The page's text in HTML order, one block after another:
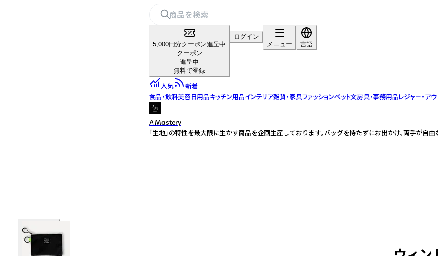
5,000円分クーポン進呈中
クーポン
進呈中
無料で登録
ログイン
メニュー
言語
人気
新着
食品・飲料美容日用品キッチン用品インテリア雑貨・家具ファッションペット文房具・事務用品レジャー・アウ
A Mastery
「生地」の特性を最大限に生かす商品を企画生産しております。バッグを持たずにお出かけ、両手が自由